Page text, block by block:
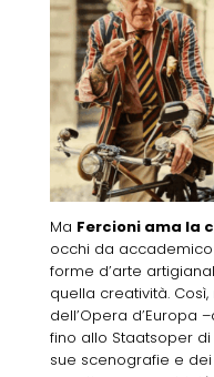
Ma Fercioni ama la
occhi da
forme d’arte
quella creatività.
dell’Opera d’Europa
fino allo Staatsoper
sue scenografie e